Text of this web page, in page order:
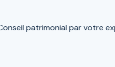
patrimonial par votre